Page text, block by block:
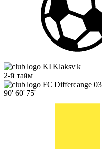
KI Klaksvik
2-й тайм
FC Differdange 03
90' 60' 75'